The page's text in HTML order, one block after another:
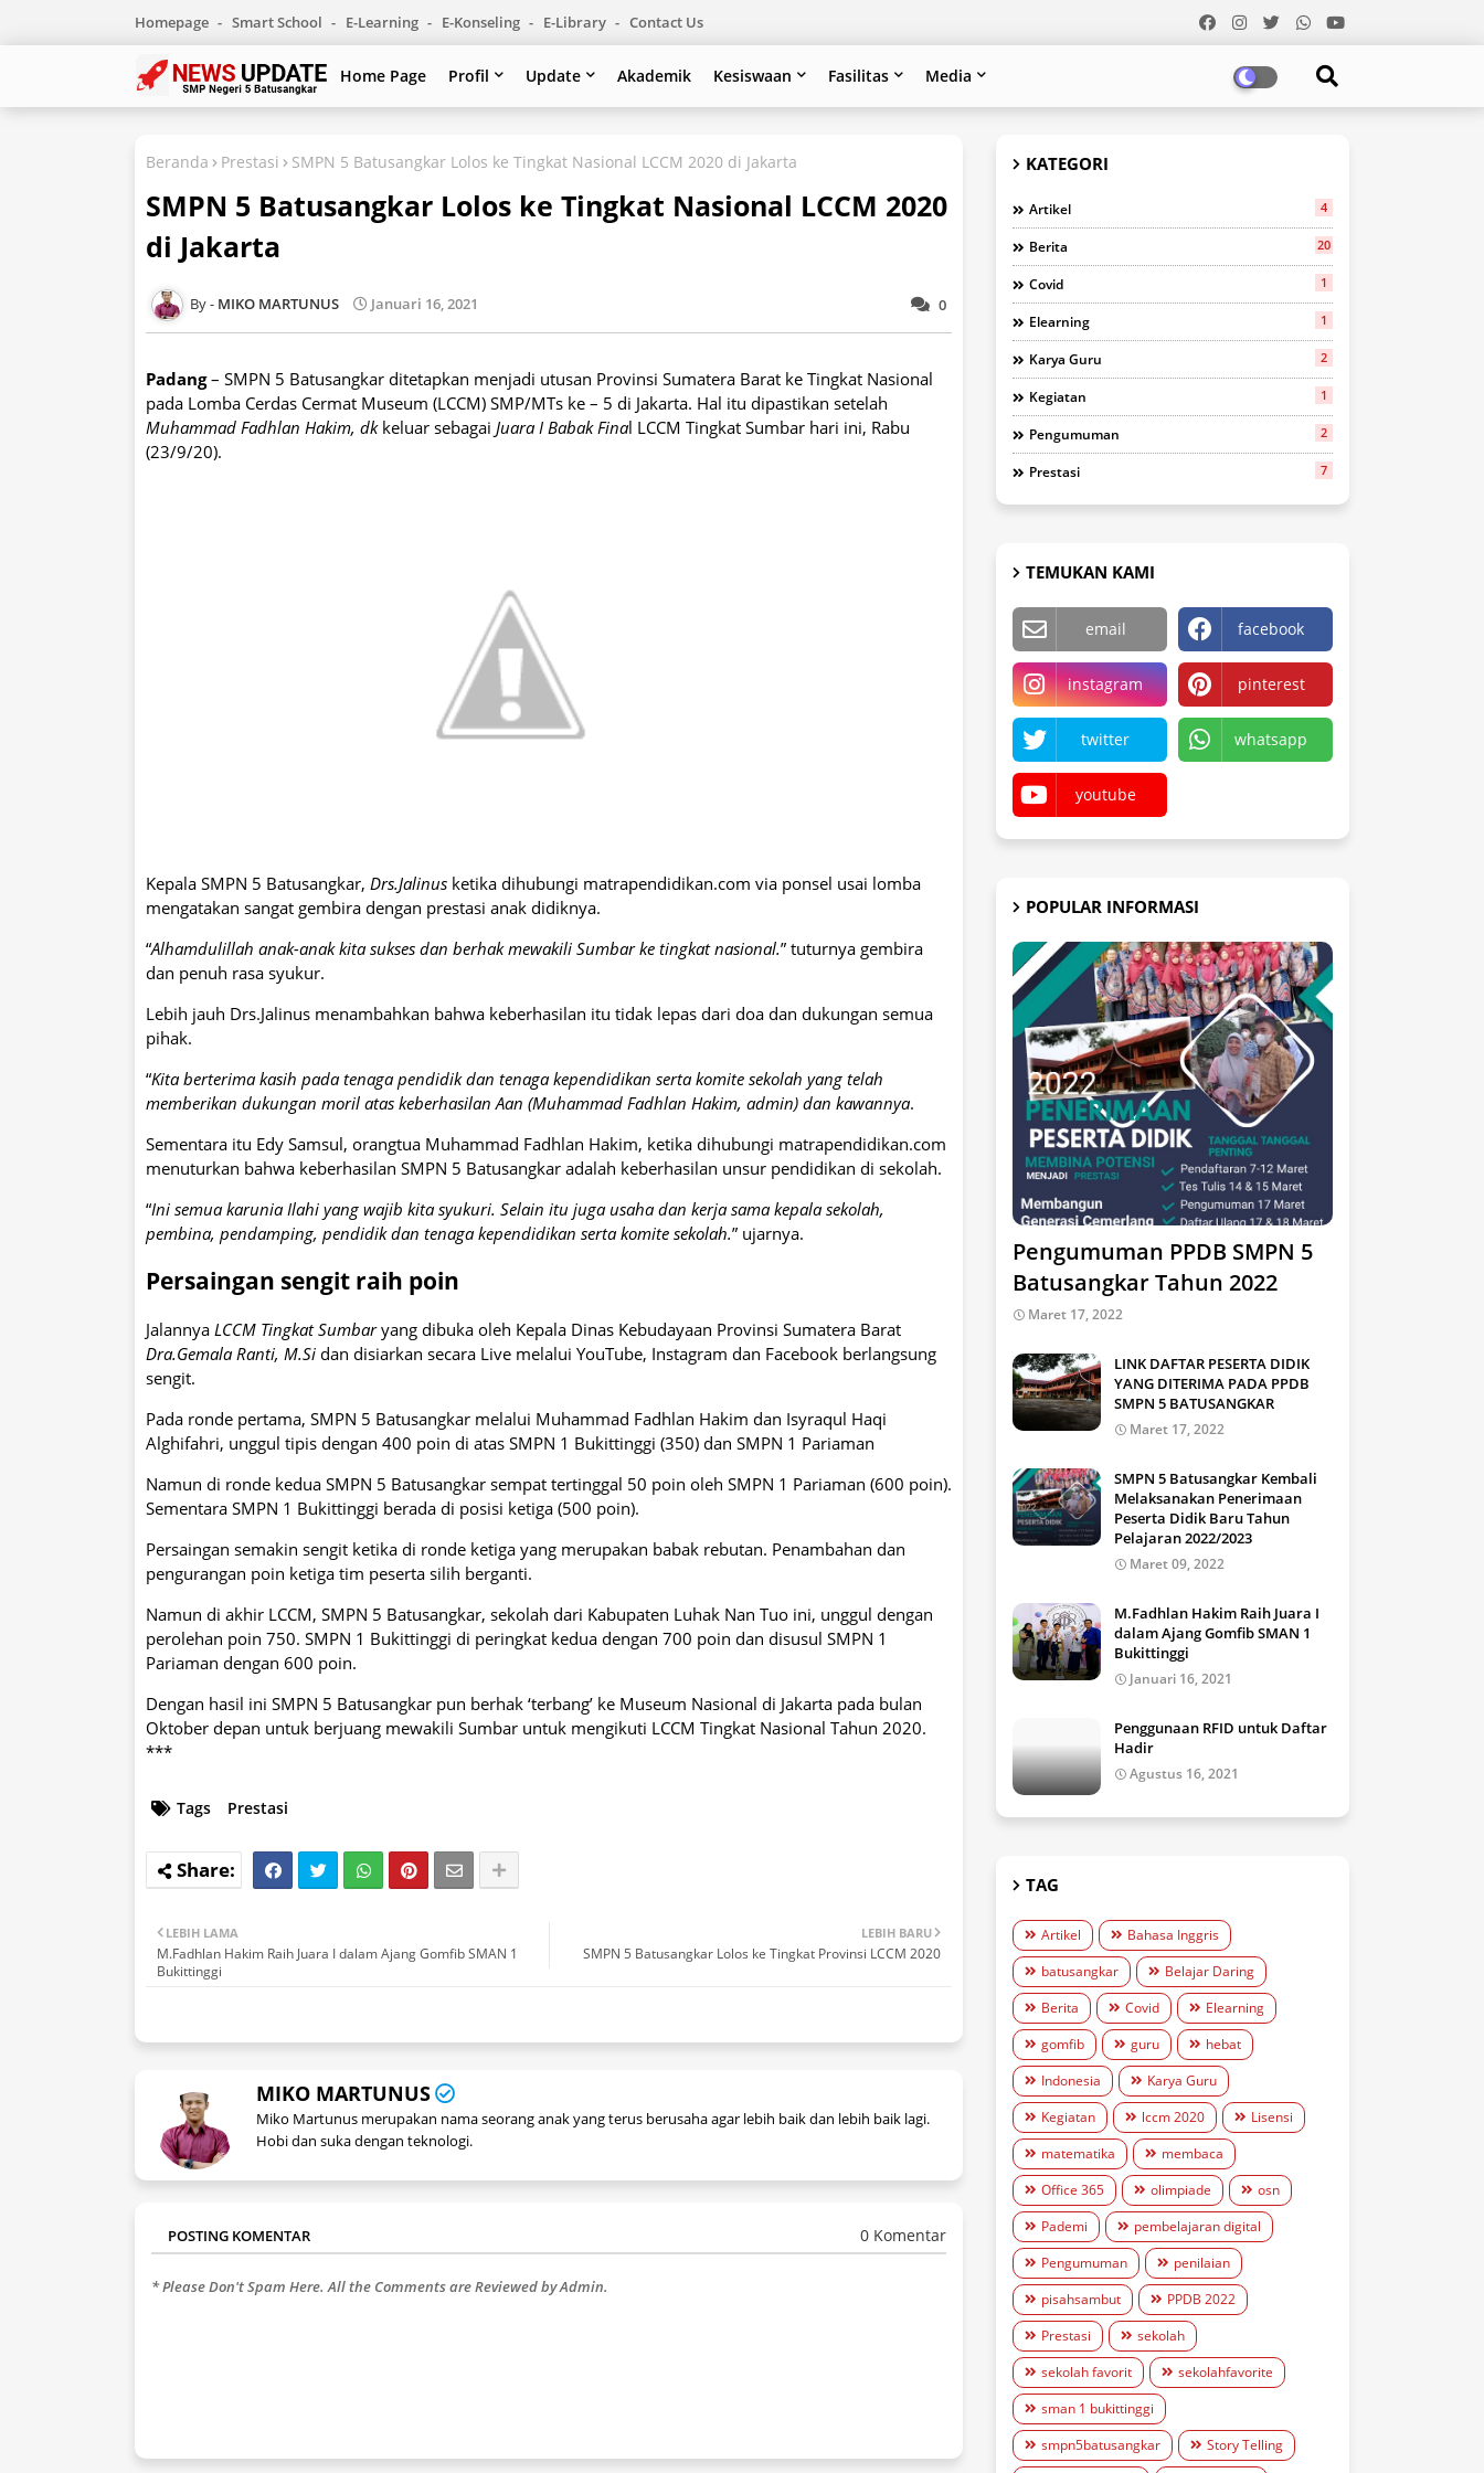
Homepage Smart School E-Learning E-Konseling E-Library Contact Us
Home Page Profil Update Akademik Kesiswaan Fasilitas Media
Beranda Prestasi SMPN 5 Batusangkar Lolos ke Tingkat Nasional LCCM 2020 di Jakarta
SMPN 5 Batusangkar Lolos ke Tingkat Nasional LCCM 2020
di Jakarta
0
MIKO MARTUNUS Januari 16, 2021
Padang– SMPN 5 Batusangkar ditetapkan menjadi utusan Provinsi Sumatera Barat ke Tingkat Nasional
pada Lomba Cerdas Cermat Museum (LCCM) SMP/MTs ke – 5 di Jakarta. Hal itu dipastikan setelah
Muhammad Fadhlan Hakim, dkkeluar sebagai Juara I Babak Final LCCM Tingkat Sumbar hari ini, Rabu
(23/9/20).
Kepala SMPN 5 Batusangkar, Drs.Jalinus ketika dihubungi matrapendidikan.com via ponsel usai lomba
mengatakan sangat gembira dengan prestasi anak didiknya.
“Alhamdulillah anak-anak kita sukses dan berhak mewakili Sumbar ke tingkat nasional.” tuturnya gembira
dan penuh rasa syukur.
Lebih jauh Drs.Jalinus menambahkan bahwa keberhasilan itu tidak lepas dari doa dan dukungan semua
pihak.
“Kita berterima kasih pada tenaga pendidik dan tenaga kependidikan serta komite sekolah yang telah
memberikan dukungan moril atas keberhasilan Aan (Muhammad Fadhlan Hakim, admin) dan kawannya.
Sementara itu Edy Samsul, orangtua Muhammad Fadhlan Hakim, ketika dihubungi matrapendidikan.com
menuturkan bahwa keberhasilan SMPN 5 Batusangkar adalah keberhasilan unsur pendidikan di sekolah.
“Ini semua karunia Ilahi yang wajib kita syukuri. Selain itu juga usaha dan kerja sama kepala sekolah,
pembina, pendamping, pendidik dan tenaga kependidikan serta komite sekolah.” ujarnya.
Persaingan sengit raih poin
Jalannya LCCM Tingkat Sumbaryang dibuka oleh Kepala Dinas Kebudayaan Provinsi Sumatera Barat
Dra.Gemala Ranti, M.Si dan disiarkan secara Live melalui YouTube, Instagram dan Facebook berlangsung
sengit.
Pada ronde pertama, SMPN 5 Batusangkar melalui Muhammad Fadhlan Hakim dan Isyraqul Haqi
Alghifahri, unggul tipis dengan 400 poin di atas SMPN 1 Bukittinggi (350) dan SMPN 1 Pariaman
Namun di ronde kedua SMPN 5 Batusangkar sempat tertinggal 50 poin oleh SMPN 1 Pariaman (600 poin).
Sementara SMPN 1 Bukittinggi berada di posisi ketiga (500 poin).
Persaingan semakin sengit ketika di ronde ketiga yang merupakan babak rebutan. Penambahan dan
pengurangan poin ketiga tim peserta silih berganti.
Namun di akhir LCCM, SMPN 5 Batusangkar, sekolah dari Kabupaten Luhak Nan Tuo ini, unggul dengan
perolehan poin 750. SMPN 1 Bukittinggi di peringkat kedua dengan 700 poin dan disusul SMPN 1
Pariaman dengan 600 poin.
Dengan hasil ini SMPN 5 Batusangkar pun berhak ‘terbang’ ke Museum Nasional di Jakarta pada bulan
Oktober depan untuk berjuang mewakili Sumbar untuk mengikuti LCCM Tingkat Nasional Tahun 2020.
***
Tags Prestasi
LEBIH BARU
SMPN 5 Batusangkar Lolos ke Tingkat Provinsi LCCM 2020
LEBIH LAMA
M.Fadhlan Hakim Raih Juara I dalam Ajang Gomfib SMAN 1
Bukittinggi
MIKO MARTUNUS
Miko Martunus merupakan nama seorang anak yang terus berusaha agar lebih baik dan lebih baik lagi.
Hobi dan suka dengan teknologi.
POSTING KOMENTAR 0 Komentar
* Please Don't Spam Here. All the Comments are Reviewed by Admin.
KATEGORI
Artikel 4
Berita 20
Covid 1
Elearning 1
Karya Guru 2
Kegiatan 1
Pengumuman 2
Prestasi 7
TEMUKAN KAMI
email facebook
instagram pinterest
twitter whatsapp
youtube
POPULAR INFORMASI
Pengumuman PPDB SMPN 5
Batusangkar Tahun 2022
Maret 17, 2022
LINK DAFTAR PESERTA DIDIK
YANG DITERIMA PADA PPDB
SMPN 5 BATUSANGKAR
Maret 17, 2022
SMPN 5 Batusangkar Kembali
Melaksanakan Penerimaan
Peserta Didik Baru Tahun
Pelajaran 2022/2023
Maret 09, 2022
M.Fadhlan Hakim Raih Juara I
dalam Ajang Gomfib SMAN 1
Bukittinggi
Januari 16, 2021
Penggunaan RFID untuk Daftar
Hadir
Agustus 16, 2021
TAG
Artikel
Bahasa Inggris
batusangkar
Belajar Daring
Berita
Covid
Elearning
gomfib
guru
hebat
Indonesia
Karya Guru
Kegiatan
lccm 2020
Lisensi
matematika
membaca
Office 365
olimpiade
osn
Pademi
pembelajaran digital
Pengumuman
penilaian
pisahsambut
PPDB 2022
Prestasi
sekolah
sekolah favorit
sekolahfavorite
sman 1 bukittinggi
smpn5batusangkar
Story Telling